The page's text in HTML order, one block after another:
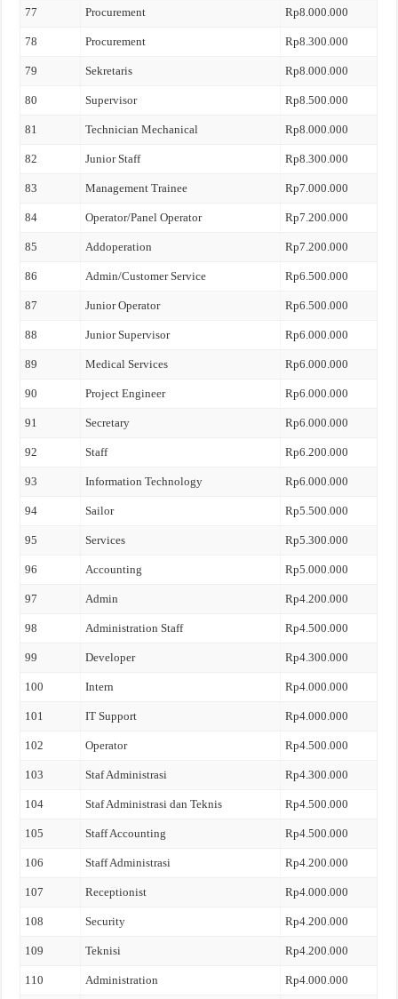
77 Procurement Rp8.000.000
78 Procurement Rp8.300.000
79 Sekretaris Rp8.000.000
80 Supervisor Rp8.500.000
81 Technician Mechanical Rp8.000.000
82 Junior Staff Rp8.300.000
83 Management Trainee Rp7.000.000
84 Operator/Panel Operator Rp7.200.000
85 Addoperation Rp7.200.000
86 Admin/Customer Service Rp6.500.000
87 Junior Operator Rp6.500.000
88 Junior Supervisor Rp6.000.000
89 Medical Services Rp6.000.000
90 Project Engineer Rp6.000.000
91 Secretary Rp6.000.000
92 Staff Rp6.200.000
93 Information Technology Rp6.000.000
94 Sailor Rp5.500.000
95 Services Rp5.300.000
96 Accounting Rp5.000.000
97 Admin Rp4.200.000
98 Administration Staff Rp4.500.000
99 Developer Rp4.300.000
100 Intern Rp4.000.000
101 IT Support Rp4.000.000
102 Operator Rp4.500.000
103 Staf Administrasi Rp4.300.000
104 Staf Administrasi dan Teknis Rp4.500.000
105 Staff Accounting Rp4.500.000
106 Staff Administrasi Rp4.200.000
107 Receptionist Rp4.000.000
108 Security Rp4.200.000
109 Teknisi Rp4.200.000
110 Administration Rp4.000.000